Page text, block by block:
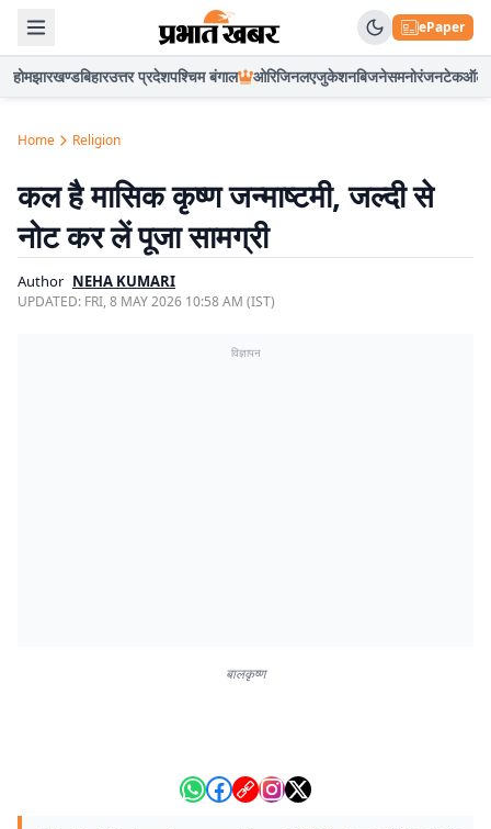
ePaper
होमझारखण्डबिहारउत्तर प्रदेशपश्चिम बंगाल ओरिजिनलएजुकेशनबिजनेसमनोरंजनटेकऑटो
Home Religion
कल है मासिक कृष्ण जन्माष्टमी, जल्दी से
नोट कर लें पूजा सामग्री
Author NEHA KUMARI
UPDATED: FRI, 8 MAY 2026 10:58 AM (IST)
विज्ञापन
बालकृष्ण